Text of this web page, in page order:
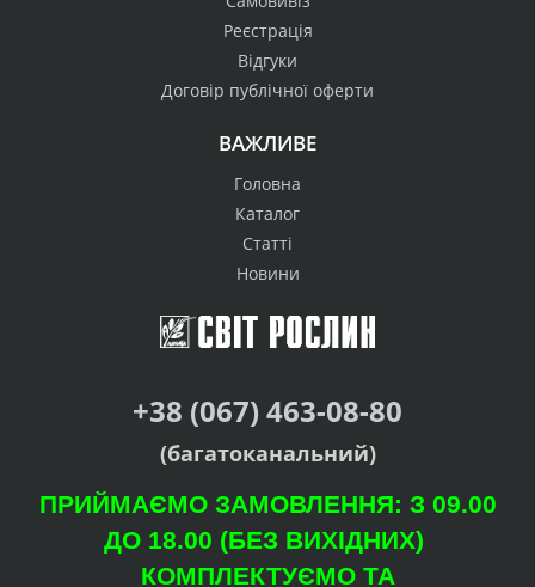
Реєстрація
Відгуки
Договір публічної оферти
ВАЖЛИВЕ
Головна
Каталог
Статті
Новини
+38 (067) 463-08-80
(багатоканальний)
ПРИЙМАЄМО ЗАМОВЛЕННЯ: З 09.00
ДО 18.00 (БЕЗ ВИХІДНИХ)
КОМПЛЕКТУЄМО ТА